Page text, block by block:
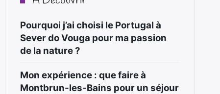
Pourquoi j’ai choisi le Portugal à
Sever do Vouga pour ma passion
de la nature ?
Mon expérience : que faire à
Montbrun-les-Bains pour un séjour